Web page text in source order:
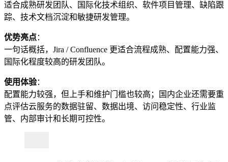
适合成熟研发团队、国际化技术组织、软件项目管理、缺陷跟
踪、技术文档沉淀和敏捷研发管理。
优势亮点：
一句话概括，Jira / Confluence 更适合流程成熟、配置能力强、
国际化程度较高的研发团队。
使用体验：
配置能力较强，但上手和维护门槛也较高；国内企业还需要重
点评估云服务的数据驻留、数据出境、访问稳定性、行业监
管、内部审计和长期可控性。